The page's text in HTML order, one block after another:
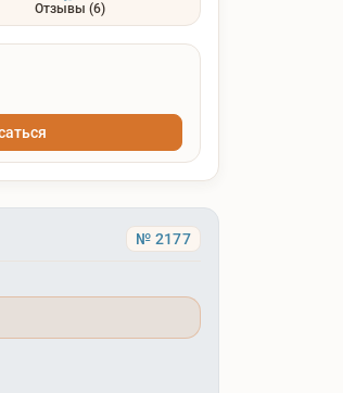
Отзывы(6)
№ 2177